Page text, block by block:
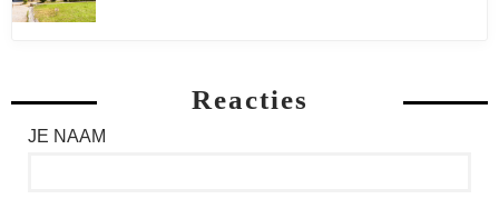
Reacties
JE NAAM